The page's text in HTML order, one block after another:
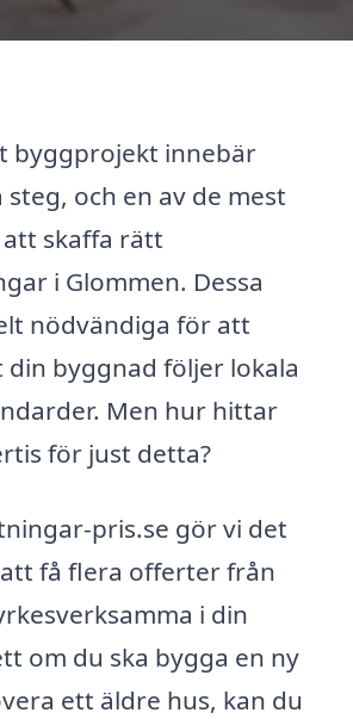
byggprojekt innebär
och en av de mest
skaffa rätt
i Glommen. Dessa
nödvändiga för att
din byggnad följer lokala
Men hur hittar
för just detta?
pris.se gör vi det
få flera offerter från
i din
om du ska bygga en ny
ett äldre hus, kan du